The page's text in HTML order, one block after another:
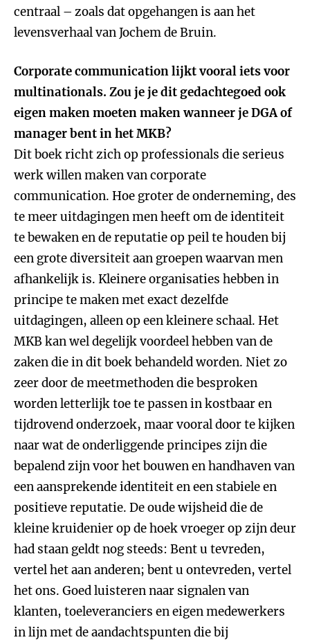
centraal – zoals dat opgehangen is aan het
levensverhaal van Jochem de Bruin.
Corporate communication lijkt vooral iets voor
multinationals. Zou je je dit gedachtegoed ook
eigen maken moeten maken wanneer je DGA of
manager bent in het MKB?
Dit boek richt zich op professionals die serieus
werk willen maken van corporate
communication. Hoe groter de onderneming, des
te meer uitdagingen men heeft om de identiteit
te bewaken en de reputatie op peil te houden bij
een grote diversiteit aan groepen waarvan men
afhankelijk is. Kleinere organisaties hebben in
principe te maken met exact dezelfde
uitdagingen, alleen op een kleinere schaal. Het
MKB kan wel degelijk voordeel hebben van de
zaken die in dit boek behandeld worden. Niet zo
zeer door de meetmethoden die besproken
worden letterlijk toe te passen in kostbaar en
tijdrovend onderzoek, maar vooral door te kijken
naar wat de onderliggende principes zijn die
bepalend zijn voor het bouwen en handhaven van
een aansprekende identiteit en een stabiele en
positieve reputatie. De oude wijsheid die de
kleine kruidenier op de hoek vroeger op zijn deur
had staan geldt nog steeds: Bent u tevreden,
vertel het aan anderen; bent u ontevreden, vertel
het ons. Goed luisteren naar signalen van
klanten, toeleveranciers en eigen medewerkers
in lijn met de aandachtspunten die bij